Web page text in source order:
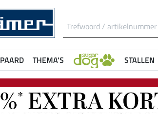
PAARD THEMA'S STALLEN